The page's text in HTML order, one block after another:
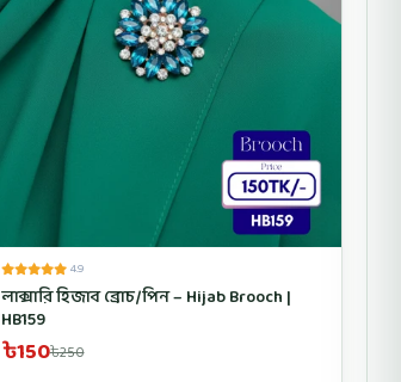
4.9
লাক্সারি হিজাব ব্রোচ/পিন – Hijab Brooch |
HB159
৳150৳250